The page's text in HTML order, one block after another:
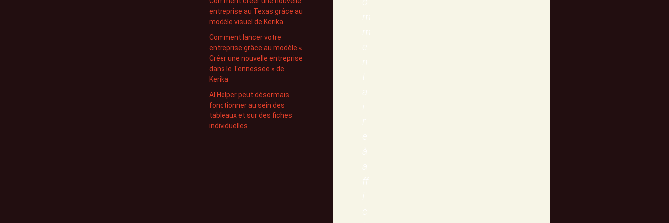
entreprise au Texas grâce au
modèle visuel de Kerika
Comment lancer votre
entreprise grâce au modèle «
Créer une nouvelle entreprise
dans le Tennessee » de
Kerika
AI Helper peut désormais
fonctionner au sein des
tableaux et sur des fiches
individuelles
m
m
e
n
t
a
i
r
e
à
a
ff
i
c